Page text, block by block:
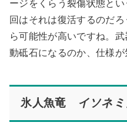
ージをくらう裂傷状態と
回はそれは復活するのだ
ら可能性が高いですね。
動砥石になるのか、仕様が
氷人魚竜 イソネ